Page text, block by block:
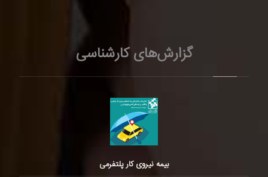
گزارش‌های کارشناسی
بیمه نیروی کار پلتفرمی